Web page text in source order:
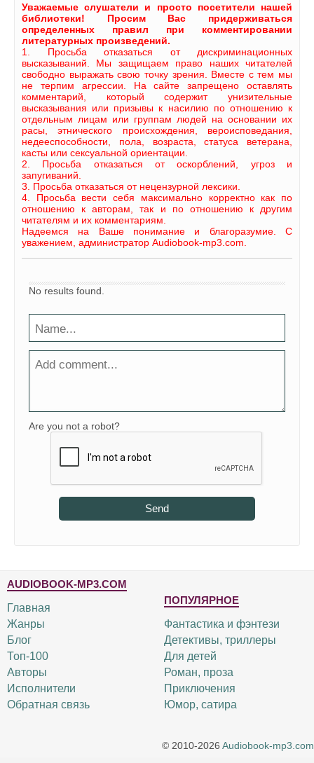
Уважаемые слушатели и просто посетители нашей
библиотеки! Просим Вас придерживаться
определенных правил при комментировании
литературных произведений.
1. Просьба отказаться от дискриминационных
высказываний. Мы защищаем право наших читателей
свободно выражать свою точку зрения. Вместе с тем мы
не терпим агрессии. На сайте запрещено оставлять
комментарий, который содержит унизительные
высказывания или призывы к насилию по отношению к
отдельным лицам или группам людей на основании их
расы, этнического происхождения, вероисповедания,
недееспособности, пола, возраста, статуса ветерана,
касты или сексуальной ориентации.
2. Просьба отказаться от оскорблений, угроз и
запугиваний.
3. Просьба отказаться от нецензурной лексики.
4. Просьба вести себя максимально корректно как по
отношению к авторам, так и по отношению к другим
читателям и их комментариям.
Надеемся на Ваше понимание и благоразумие. С
уважением, администратор Audiobook-mp3.com.
No results found.
Are you not a robot?
Send
AUDIOBOOK-MP3.COM
Главная
Жанры
Блог
Топ-100
Авторы
Исполнители
Обратная связь
ПОПУЛЯРНОЕ
Фантастика и фэнтези
Детективы, триллеры
Для детей
Роман, проза
Приключения
Юмор, сатира
© 2010-2026 Audiobook-mp3.com